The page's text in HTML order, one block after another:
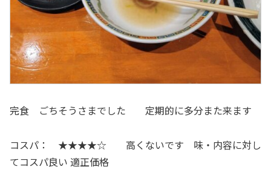
完食 ごちそうさまでした 定期的に多分また来ます
コスパ： ★★★★☆ 高くないです 味・内容に対し
てコスパ良い 適正価格